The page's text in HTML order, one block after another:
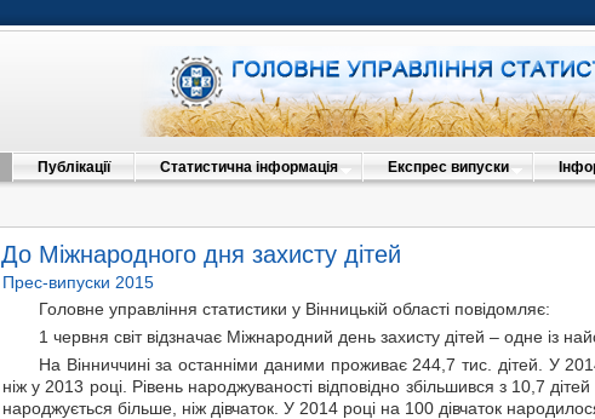
Публікації Статистична інформація Експрес випуски
До Міжнародного дня захисту дітей
Прес-випуски 2015
Головне управління статистики у Вінницькій області повідомляє:
1 червня світ відзначає Міжнародний день захисту дітей – одне із
На Вінниччині за останніми даними проживає 244,7 тис. дітей. У
ніж у 2013 році. Рівень народжуваності відповідно збільшився з 10,7
народжується більше, ніж дівчаток. У 2014 році на 100 дівчаток